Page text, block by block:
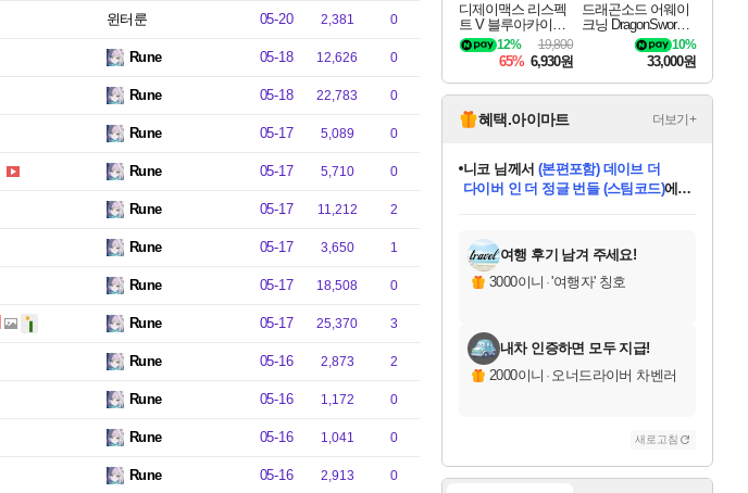
윈터룬 05-20 2,381 0
Rune 05-18 12,626 0
Rune 05-18 22,783 0
Rune 05-17 5,089 0
Rune 05-17 5,710 0
Rune 05-17 11,212 2
Rune 05-17 3,650 1
Rune 05-17 18,508 0
Rune 05-17 25,370 3
Rune 05-16 2,873 2
Rune 05-16 1,172 0
Rune 05-16 1,041 0
Rune 05-16 2,913 0
디제이맥스 리스펙
트 V 블루아카이브
팩 DJMAX RESPE
CT V Blue Archive P
ack DLC
19,800
12%
65% 6,930원
드래곤소드 어웨이
크닝 DragonSword A
10%
33,000원
혜택.아이마트 더보기+
교환.
당첨되셨습니다.
니코님께서 (본편포함) 데이브 더
다이버 인 더 정글 번들 (스팀코드)에
당첨되셨습니다.
당첨되셨습니다.
당첨되셨습니다.
당첨되셨습니다.
당첨되셨습니다.
에디션 (스팀코드) 를 교환.
당첨되셨습니다.
여행 후기 남겨 주세요!
3000이니 ·'여행자' 칭호
내차 인증하면 모두 지급!
2000이니 · 오너드라이버 차벤러
새로고침